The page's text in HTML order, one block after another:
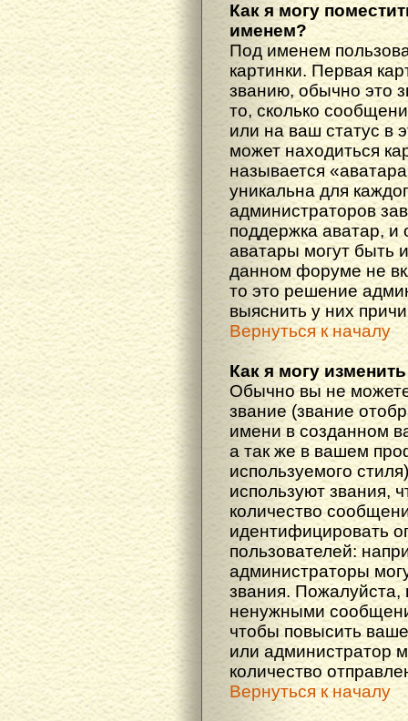
Как я могу
именем?
Под именем
картинки. Первая
званию, обычно это
то, сколько
или на ваш статус в
может находиться
называется
уникальна для
администраторов
поддержка аватар, и
аватары могут быть
данном форуме не
то это решение
выяснить у них
Вернуться к началу
Как я могу
Обычно вы не
звание (звание
имени в созданном
а так же в вашем
используемого
используют звания,
количество
идентифицировать
пользователей:
администраторы
звания.
ненужными
чтобы повысить
или администратор
количество
Вернуться к началу